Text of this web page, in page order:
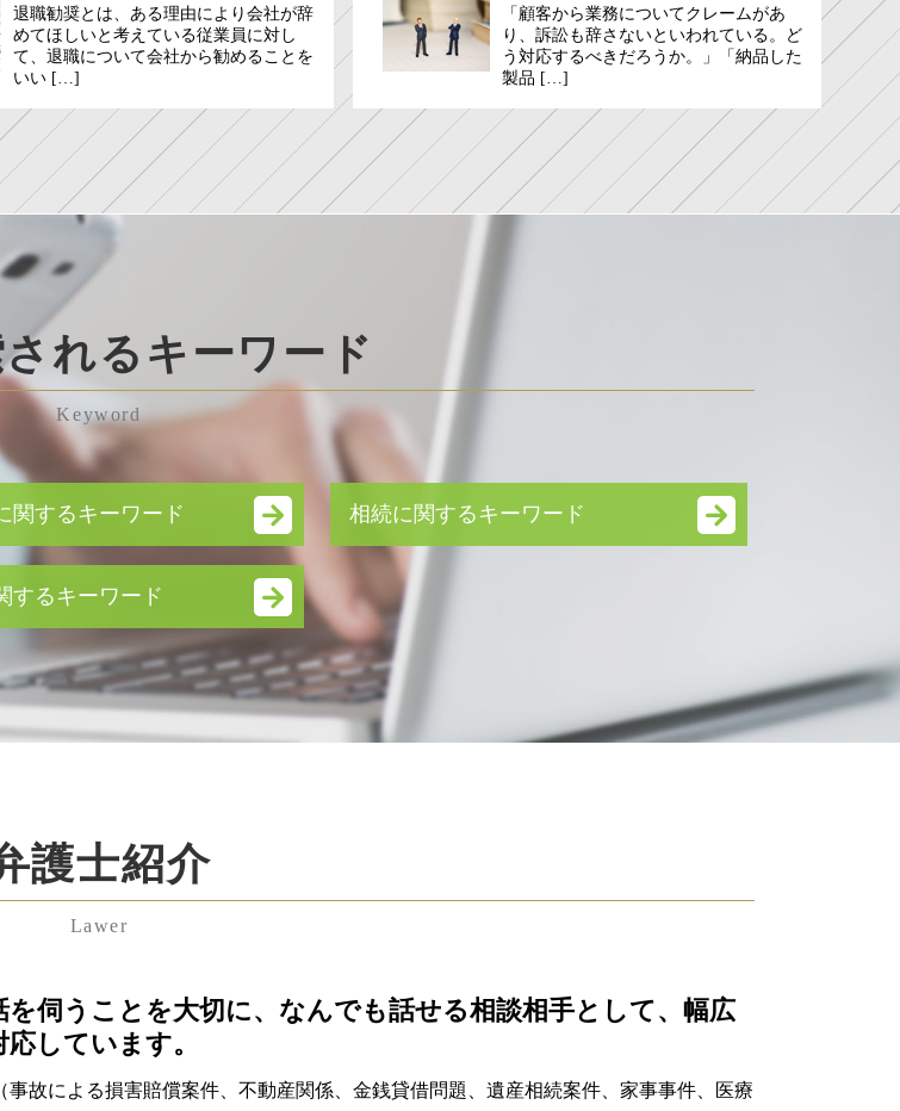
退職勧奨とは、ある理由により会社が辞
めてほしいと考えている従業員に対し
て、退職について会社から勧めることを
いい […]
「顧客から業務についてクレームがあ
り、訴訟も辞さないといわれている。ど
う対応するべきだろうか。」「納品した
製品 […]
れるキーワード
Keyword
関するキーワード
株式移転
株式
約 nda
手続き
ット
相続に関するキーワード
遺留分 計算
遺贈 とは
相続 借金
遺留分侵害額請求権
遺言執行者 義務
遺産分割協議書 作成
連帯保証人 相続
遺言 執行者
するキーワード
続放棄 弁護士 相談
当解雇 弁護士 相談
問弁護士 弁護士 相談
働問題 弁護士 相談
続放棄 弁護士 相談
代未払い 弁護士 相談
業代未払い 弁護士 相談
不貞行為 弁護士 相談
分 弁護士 相談
業代未払い 弁護士 相談
婚 弁護士 相談
護士紹介
Lawer
を伺うことを大切に、なんでも話せる相談相手として、幅広
しています。
事故による損害賠償案件、不動産関係、金銭貸借問題、遺産相続案件、家事事件、医療